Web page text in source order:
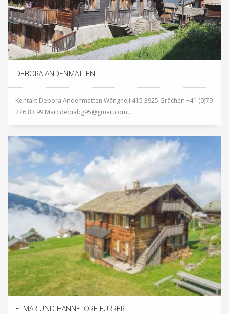
DEBORA ANDENMATTEN
Kontakt Debora Andenmatten Wängheji 415 3925 Grächen +41 (0)79
276 83 99 Mail: debiabg95@gmail.com...
ELMAR UND HANNELORE FURRER